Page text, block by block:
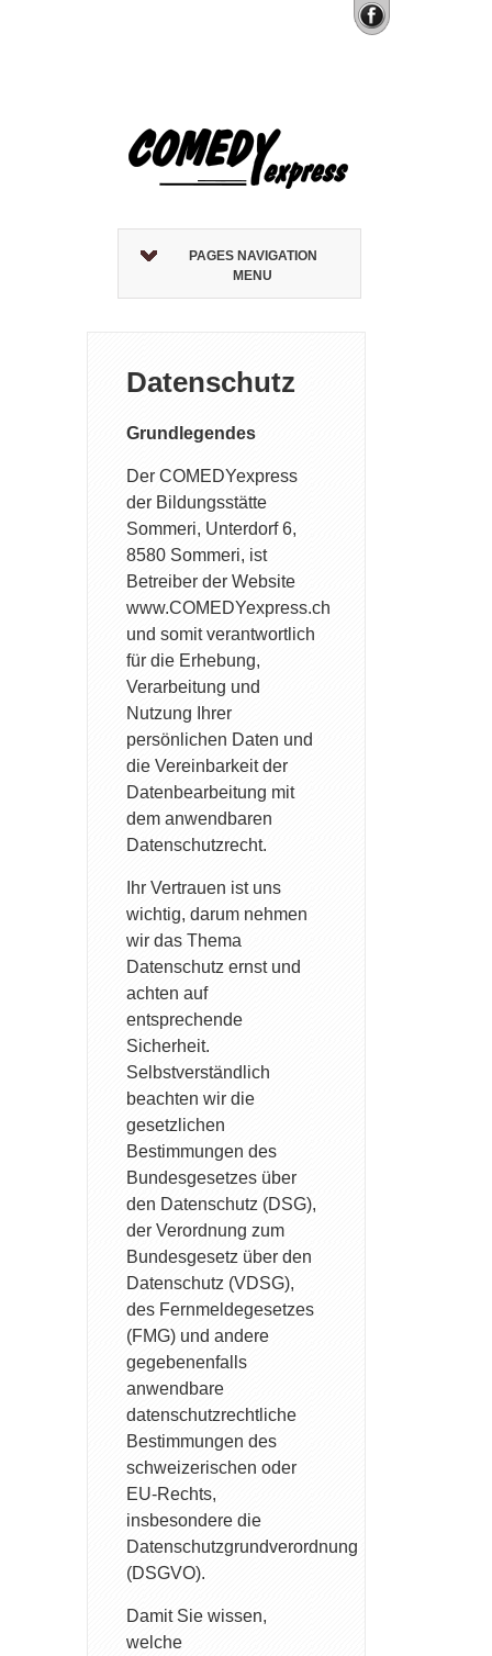
PAGES NAVIGATION
MENU
Datenschutz
Grundlegendes
Der COMEDYexpress
der Bildungsstätte
Sommeri, Unterdorf 6,
8580 Sommeri, ist
Betreiber der Website
www.COMEDYexpress.ch
und somit verantwortlich
für die Erhebung,
Verarbeitung und
Nutzung Ihrer
persönlichen Daten und
die Vereinbarkeit der
Datenbearbeitung mit
dem anwendbaren
Datenschutzrecht.
Ihr Vertrauen ist uns
wichtig, darum nehmen
wir das Thema
Datenschutz ernst und
achten auf
entsprechende
Sicherheit.
Selbstverständlich
beachten wir die
gesetzlichen
Bestimmungen des
Bundesgesetzes über
den Datenschutz (DSG),
der Verordnung zum
Bundesgesetz über den
Datenschutz (VDSG),
des Fernmeldegesetzes
(FMG) und andere
gegebenenfalls
anwendbare
datenschutzrechtliche
Bestimmungen des
schweizerischen oder
EU-Rechts,
insbesondere die
Datenschutzgrundverordnung
(DSGVO).
Damit Sie wissen,
welche